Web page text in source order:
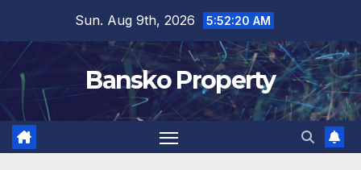
content
Sun. Aug 9th, 2026 5:52:21 AM
Bansko Property